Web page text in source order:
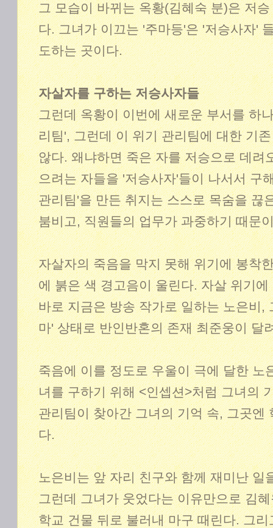
그 모습이 바뀌는 옥황(김혜숙 분)은 저
다. 그녀가 이끄는 '주마등'은 '저승사자'
도하는 곳이다.
자살자를 구하는 저승사자들
그런데 옥황이 이번에 새로운 부서를 하
리팀', 그런데 이 위기 관리팀에 대한 기
않다. 왜냐하면 죽은 자를 저승으로 데려
으려는 자들을 '저승사자'들이 나서서 구
관리팀'을 만든 취지는 스스로 목숨을 끊
붐비고, 직원들의 업무가 과중하기 때문
자살자의 죽음을 막지 못해 위기에 봉착
에 붉은 색 경고음이 울린다. 자살 위기
바로 지금은 방송 작가로 일하는 노은비
마' 상태로 반인반혼의 존재 최준웅이 달
죽음에 이를 정도로 우울이 극에 달한 노
녀를 구하기 위해 <인셉션>처럼 그녀의
관리팀이 찾아간 그녀의 기억 속, 그곳엔
다.
노은비는 앞 자리 친구와 함께 재미난 일
그런데 그녀가 웃었다는 이유만으로 김
학교 건물 뒤로 불러내 마구 때린다. 그